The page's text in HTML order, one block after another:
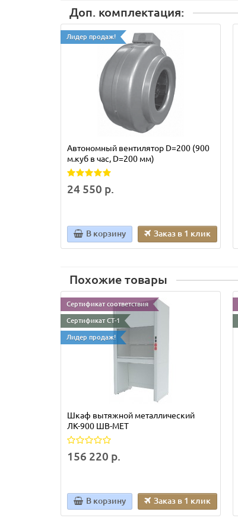
Доп. комплектация:
Лидер продаж!
Автономный вентилятор D=200 (900
м.куб в час, D=200 мм)
24 550 р.
В корзину Заказ в 1 клик
Похожие товары
Сертификат соответствия
Сертификат СТ-1
Лидер продаж!
Шкаф вытяжной металлический
ЛК-900 ШВ-МЕТ
156 220 р.
В корзину Заказ в 1 клик